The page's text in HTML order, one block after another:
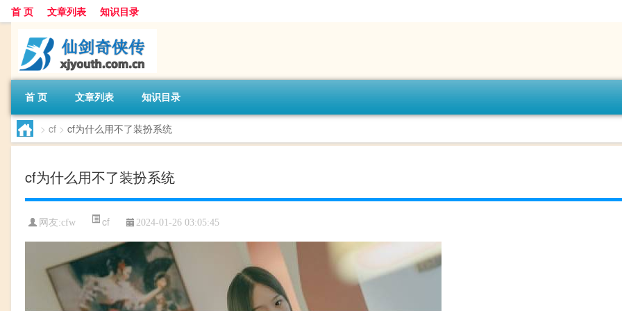
首 页 文章列表 知识目录
首 页 文章列表 知识目录
> cf > cf为什么用不了装扮系统
cf为什么用不了装扮系统
网友:cfw cf 2024-01-26 03:05:45